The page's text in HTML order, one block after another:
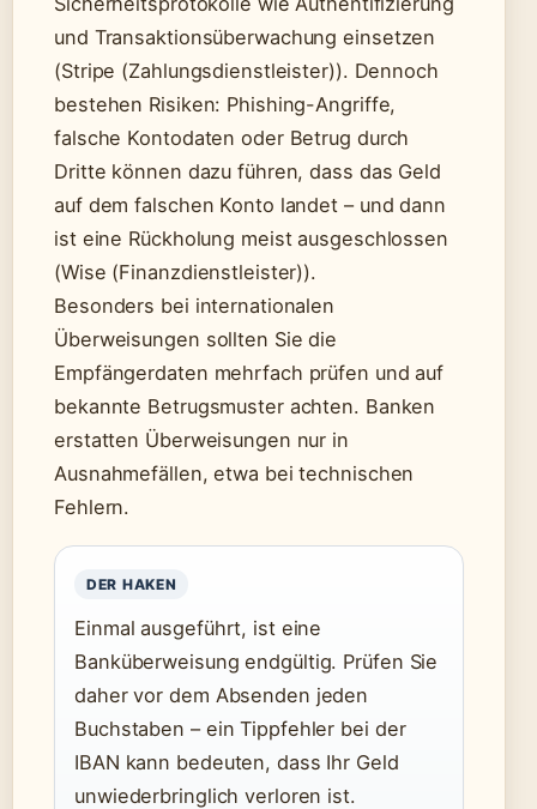
und Transaktionsüberwachung einsetzen
(Stripe (Zahlungsdienstleister)). Dennoch
bestehen Risiken: Phishing-Angriffe,
falsche Kontodaten oder Betrug durch
Dritte können dazu führen, dass das Geld
auf dem falschen Konto landet – und dann
ist eine Rückholung meist ausgeschlossen
(Wise (Finanzdienstleister)).
Besonders bei internationalen
Überweisungen sollten Sie die
Empfängerdaten mehrfach prüfen und auf
bekannte Betrugsmuster achten. Banken
erstatten Überweisungen nur in
Ausnahmefällen, etwa bei technischen
Fehlern.
DER HAKEN
Einmal ausgeführt, ist eine
Banküberweisung endgültig. Prüfen Sie
daher vor dem Absenden jeden
Buchstaben – ein Tippfehler bei der
IBAN kann bedeuten, dass Ihr Geld
unwiederbringlich verloren ist.